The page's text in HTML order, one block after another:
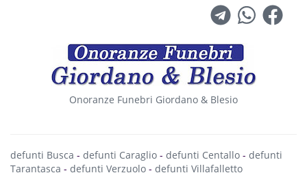
Onoranze Funebri Giordano & Blesio
defunti Busca - defunti Caraglio - defunti Centallo - defunti
Tarantasca - defunti Verzuolo - defunti Villafalletto